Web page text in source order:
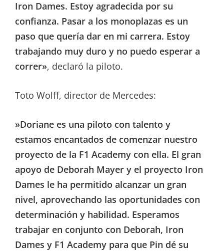
Iron Dames. Estoy agradecida por su
confianza. Pasar a los monoplazas es un
paso que quería dar en mi carrera. Estoy
trabajando muy duro y no puedo esperar a
correr», declaró la piloto.
Toto Wolff, director de Mercedes:
»Doriane es una piloto con talento y
estamos encantados de comenzar nuestro
proyecto de la F1 Academy con ella. El gran
apoyo de Deborah Mayer y el proyecto Iron
Dames le ha permitido alcanzar un gran
nivel, aprovechando las oportunidades con
determinación y habilidad. Esperamos
trabajar en conjunto con Deborah, Iron
Dames y F1 Academy para que Pin dé su